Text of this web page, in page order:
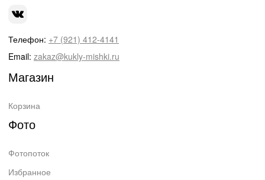
Телефон: +7 (921) 412-4141
Email: zakaz@kukly-mishki.ru
Магазин
Корзина
Фото
Фотопоток
Избранное